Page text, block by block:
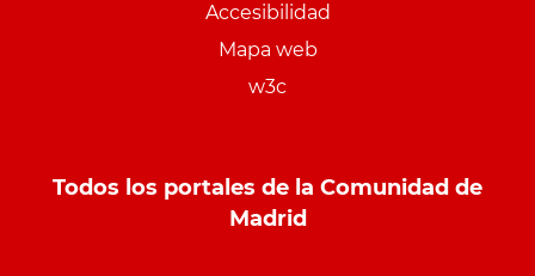
Accesibilidad
Mapa web
w3c
Todos los portales de la Comunidad de
Madrid